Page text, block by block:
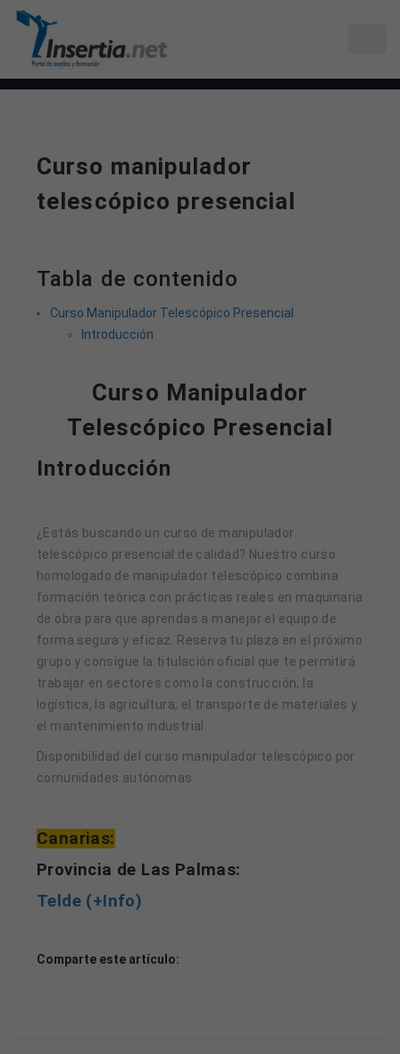
Curso manipulador
telescópico presencial
Tabla de contenido
Curso Manipulador Telescópico Presencial
Introducción
Curso Manipulador
Telescópico Presencial
Introducción
¿Estás buscando un curso de manipulador
telescópico presencial de calidad? Nuestro curso
homologado de manipulador telescópico combina
formación teórica con prácticas reales en maquinaria
de obra para que aprendas a manejar el equipo de
forma segura y eficaz. Reserva tu plaza en el próximo
grupo y consigue la titulación oficial que te permitirá
trabajar en sectores como la construcción, la
logística, la agricultura, el transporte de materiales y
el mantenimiento industrial.
Disponibilidad del curso manipulador telescópico por
comunidades autónomas:
Canarias:
Provincia de Las Palmas:
Telde (+Info)
Comparte este artículo: